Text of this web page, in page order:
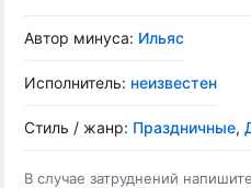
Автор минуса: Ильяс
Исполнитель: неизвестен
Стиль / жанр: Праздничные,
В случае затруднений